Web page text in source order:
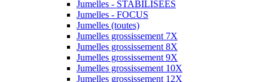
Jumelles - STABILISEES
Jumelles - FOCUS
Jumelles (toutes)
Jumelles grossissement 7X
Jumelles grossissement 8X
Jumelles grossissement 9X
Jumelles grossissement 10X
Jumelles grossissement 12X